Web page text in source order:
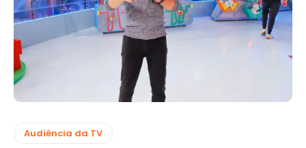
Audiência da TV